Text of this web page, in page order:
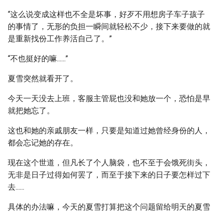
“这么说变成这样也不全是坏事，好歹不用想房子车子孩子
的事情了，无形的负担一瞬间就轻松不少，接下来要做的就
是重新找份工作养活自己了。”
“不也挺好的嘛......”
夏雪突然就看开了。
今天一天没去上班，客服主管屁也没和她放一个，恐怕是早
就把她忘了。
这也和她的亲戚朋友一样，只要是知道过她曾经身份的人，
都会忘记她的存在。
现在这个世道，但凡长了个人脑袋，也不至于会饿死街头，
无非是日子过得如何罢了，而至于接下来的日子要怎样过下
去......
具体的办法嘛，今天的夏雪打算把这个问题留给明天的夏雪